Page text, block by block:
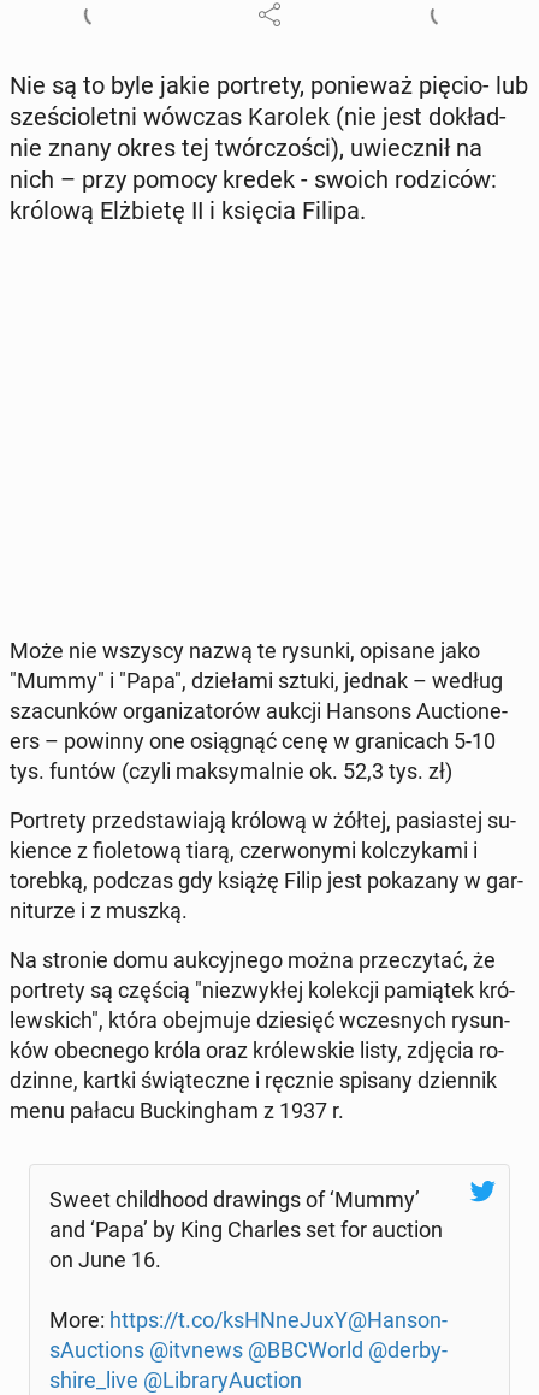
Nie są to byle jakie por­tre­ty, po­nie­waż pięcio- lub
sze­ścio­let­ni wówczas Karolek (nie jest do­kład­
nie znany okres tej twór­czo­ści), uwiecz­nił na
nich – przy pomocy kredek - swoich ro­dzi­ców:
królową Elż­bie­tę II i księcia Filipa.
Może nie wszyscy nazwą te rysunki, opisane jako
"Mummy" i "Papa", dzie­ła­mi sztuki, jednak – według
sza­cun­ków or­ga­ni­za­to­rów aukcji Hansons Auc­tio­ne­
ers – powinny one osią­gnąć cenę w gra­ni­cach 5-10
tys. funtów (czyli mak­sy­mal­nie ok. 52,3 tys. zł)
Por­tre­ty przed­sta­wia­ją królową w żółtej, pa­sia­stej su­
kien­ce z fio­le­to­wą tiarą, czer­wo­ny­mi kol­czy­ka­mi i
torebką, podczas gdy książę Filip jest po­ka­za­ny w gar­
ni­tu­rze i z muszką.
Na stronie domu au­kcyj­ne­go można prze­czy­tać, że
por­tre­ty są częścią "nie­zwy­kłej ko­lek­cji pa­mią­tek kró­
lew­skich", która obej­mu­je dzie­sięć wcze­snych ry­sun­
ków obec­ne­go króla oraz kró­lew­skie listy, zdjęcia ro­
dzin­ne, kartki świą­tecz­ne i ręcznie spisany dzien­nik
menu pałacu Buc­kin­gham z 1937 r.
Sweet chil­dho­od dra­wings of ‘Mummy’
and ‘Papa’ by King Charles set for auction
on June 16.
More: https://t.co/ksHN­ne­Ju­xY@Han­son­
sAuc­tions @itvnews @BBCWorld @der­by­
shi­re_live @Li­bra­ry­Auc­tion